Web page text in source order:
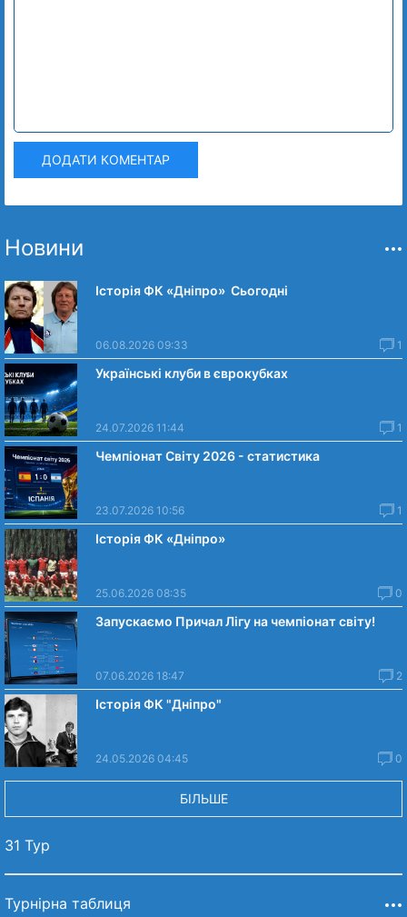
ДОДАТИ КОМЕНТАР
Новини
Історія ФК «Дніпро» Сьогодні
06.08.2026 09:33 1
Українські клуби в єврокубках
24.07.2026 11:44 1
Чемпіонат Світу 2026 - статистика
23.07.2026 10:56 1
Історія ФК «Дніпро»
25.06.2026 08:35 0
Запускаємо Причал Лігу на чемпіонат світу!
07.06.2026 18:47 2
Історія ФК "Дніпро"
24.05.2026 04:45 0
БІЛЬШЕ
31 Тур
Турнірна таблиця